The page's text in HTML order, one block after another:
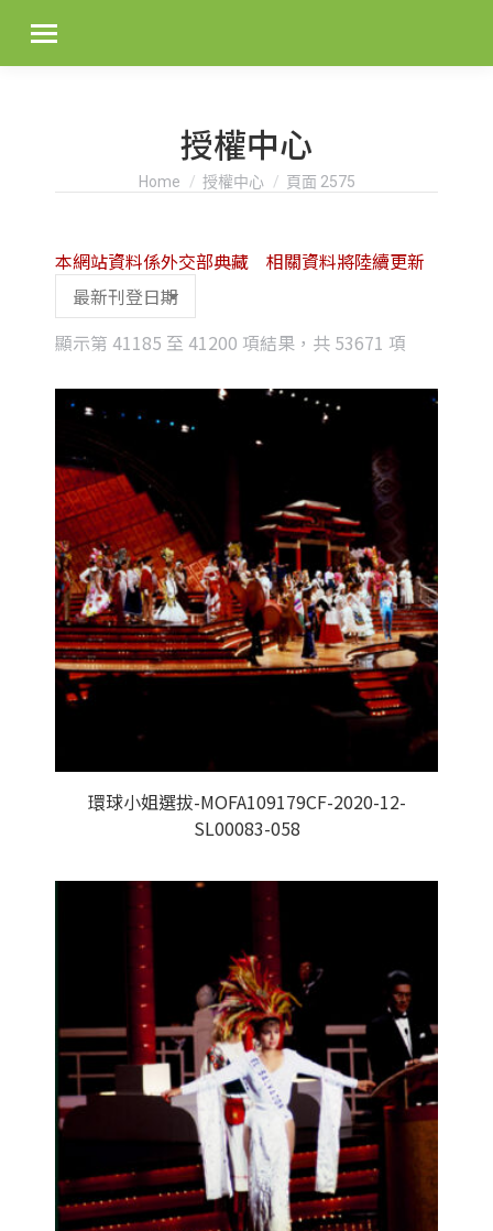
授權中心
You are here:
Home 授權中心 頁面 2575
顯示第 41185 至 41200 項結果，共 53671 項
latest
本網站資料係外交部典藏 相關資料將陸續更新
環球小姐選拔-MOFA109179CF-2020-12-
SL00083-058